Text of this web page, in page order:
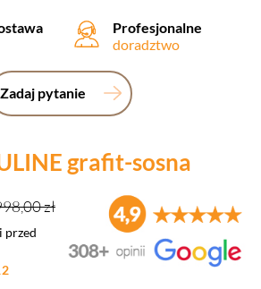
Profesjonalne
doradztwo
Zadaj pytanie
grafit-sosna
zł
przed